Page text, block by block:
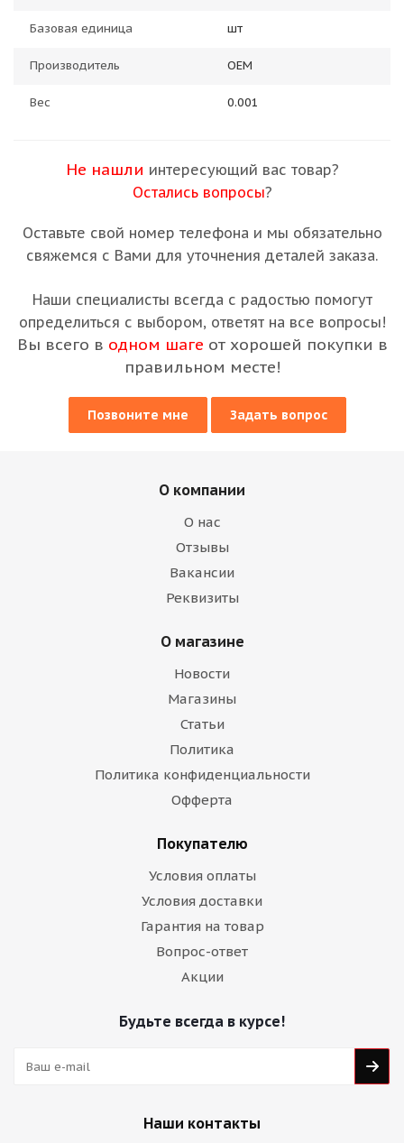
Базовая единица шт
Производитель OEM
Вес 0.001
Не нашли интересующий вас товар?
Остались вопросы?
Оставьте свой номер телефона и мы обязательно
свяжемся с Вами для уточнения деталей заказа.
Наши специалисты всегда с радостью помогут
определиться с выбором, ответят на все вопросы!
Вы всего в одном шаге от хорошей покупки в
правильном месте!
Позвоните мне Задать вопрос
О компании
О нас
Отзывы
Вакансии
Реквизиты
О магазине
Новости
Магазины
Статьи
Политика
Политика конфиденциальности
Офферта
Покупателю
Условия оплаты
Условия доставки
Гарантия на товар
Вопрос-ответ
Акции
Будьте всегда в курсе!
Наши контакты